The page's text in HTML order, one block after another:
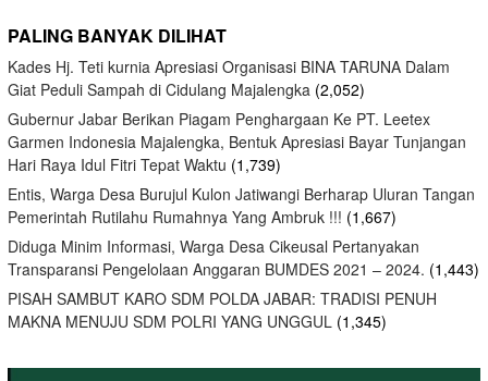
PALING BANYAK DILIHAT
Kades Hj. Teti kurnia Apresiasi Organisasi BINA TARUNA Dalam
Giat Peduli Sampah di Cidulang Majalengka (2,052)
Gubernur Jabar Berikan Piagam Penghargaan Ke PT. Leetex
Garmen Indonesia Majalengka, Bentuk Apresiasi Bayar Tunjangan
Hari Raya Idul Fitri Tepat Waktu (1,739)
Entis, Warga Desa Burujul Kulon Jatiwangi Berharap Uluran Tangan
Pemerintah Rutilahu Rumahnya Yang Ambruk !!! (1,667)
Diduga Minim Informasi, Warga Desa Cikeusal Pertanyakan
Transparansi Pengelolaan Anggaran BUMDES 2021 – 2024. (1,443)
PISAH SAMBUT KARO SDM POLDA JABAR: TRADISI PENUH
MAKNA MENUJU SDM POLRI YANG UNGGUL (1,345)